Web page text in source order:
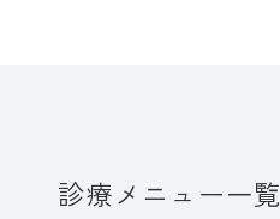
診療メニュー一覧